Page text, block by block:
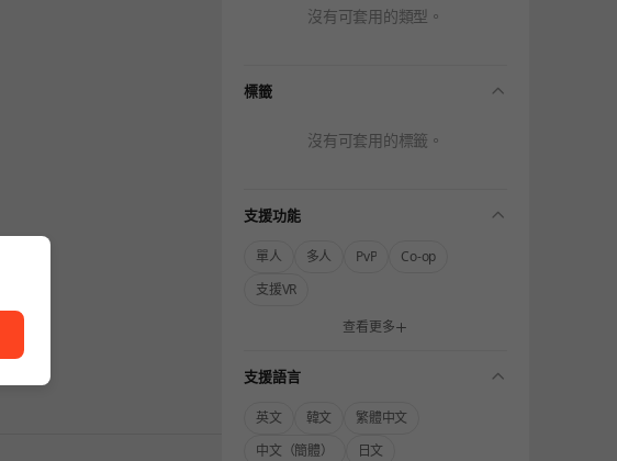
沒有可套用的類型。
標籤 folding
沒有可套用的標籤。
支援功能 folding
單人 多人 PvP
Co-op
支援VR
查看更多
支援語言 folding
英文 韓文
繁體中文
中文（簡體）
日文